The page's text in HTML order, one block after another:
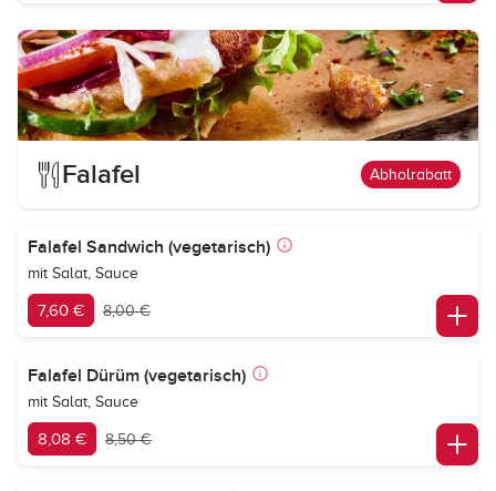
Falafel Abholrabatt
Falafel Sandwich (vegetarisch)
mit Salat, Sauce
7,60 € 8,00 €
Falafel Dürüm (vegetarisch)
mit Salat, Sauce
8,08 € 8,50 €